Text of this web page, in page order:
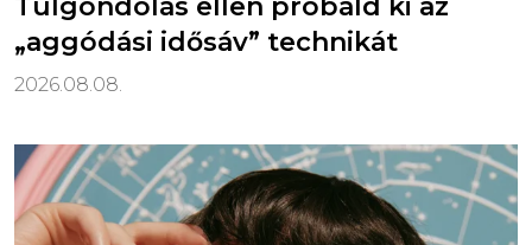
Túlgondolás ellen próbáld ki az
„aggódási idősáv” technikát
2026.08.08.